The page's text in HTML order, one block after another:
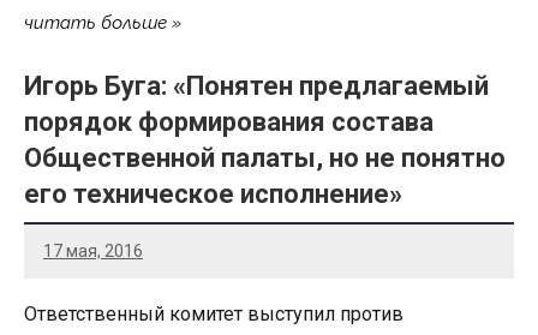
читать больше
Игорь Буга: «Понятен предлагаемый
порядок формирования состава
Общественной палаты, но не понятно
его техническое исполнение»
17 мая, 2016
Ответственный комитет выступил против